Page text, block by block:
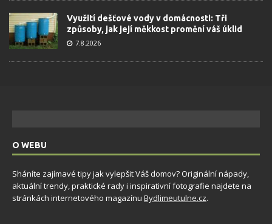
Využití dešťové vody v domácnosti: Tři
způsoby, jak její měkkost promění váš úklid
7.8.2026
O WEBU
Sháníte zajímavé tipy jak vylepšit Váš domov? Originální nápady,
aktuální trendy, praktické rady i inspirativní fotografie najdete na
stránkách internetového magazínu Bydlimeutulne.cz.